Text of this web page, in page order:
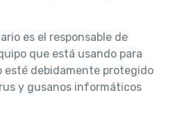
es el responsable de
que está usando para
esté debidamente protegido
y gusanos informáticos